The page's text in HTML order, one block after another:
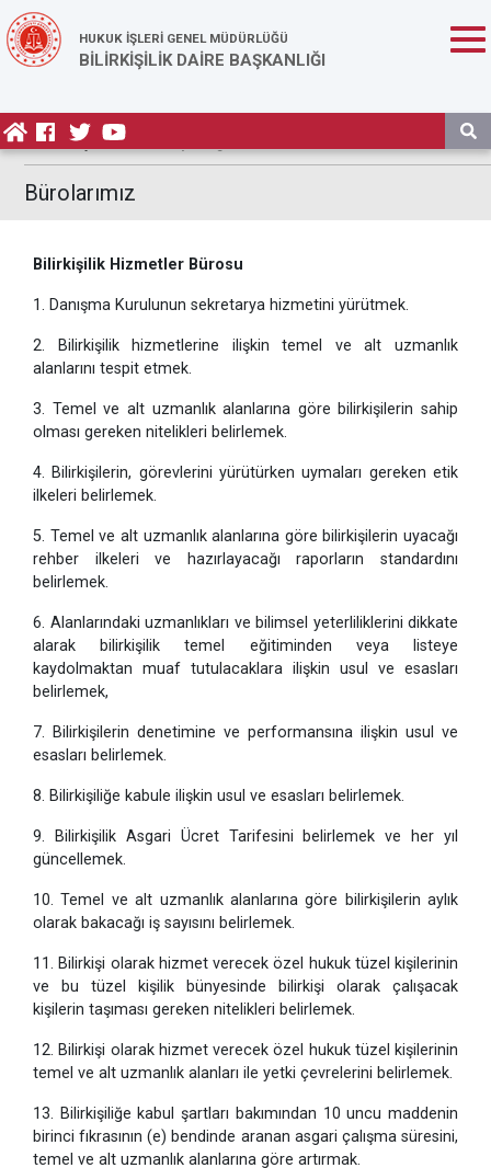
HUKUK İŞLERİ GENEL MÜDÜRLÜĞÜ
BİLİRKİŞİLİK DAİRE BAŞKANLIĞI
Anasayfa / Daire Başkanlığı / Bürolarımız
Bürolarımız
Bilirkişilik Hizmetler Bürosu
1. Danışma Kurulunun sekretarya hizmetini yürütmek.
2. Bilirkişilik hizmetlerine ilişkin temel ve alt uzmanlık
alanlarını tespit etmek.
3. Temel ve alt uzmanlık alanlarına göre bilirkişilerin sahip
olması gereken nitelikleri belirlemek.
4. Bilirkişilerin, görevlerini yürütürken uymaları gereken etik
ilkeleri belirlemek.
5. Temel ve alt uzmanlık alanlarına göre bilirkişilerin uyacağı
rehber ilkeleri ve hazırlayacağı raporların standardını
belirlemek.
6. Alanlarındaki uzmanlıkları ve bilimsel yeterliliklerini dikkate
alarak bilirkişilik temel eğitiminden veya listeye
kaydolmaktan muaf tutulacaklara ilişkin usul ve esasları
belirlemek,
7. Bilirkişilerin denetimine ve performansına ilişkin usul ve
esasları belirlemek.
8. Bilirkişiliğe kabule ilişkin usul ve esasları belirlemek.
9. Bilirkişilik Asgari Ücret Tarifesini belirlemek ve her yıl
güncellemek.
10. Temel ve alt uzmanlık alanlarına göre bilirkişilerin aylık
olarak bakacağı iş sayısını belirlemek.
11. Bilirkişi olarak hizmet verecek özel hukuk tüzel kişilerinin
ve bu tüzel kişilik bünyesinde bilirkişi olarak çalışacak
kişilerin taşıması gereken nitelikleri belirlemek.
12. Bilirkişi olarak hizmet verecek özel hukuk tüzel kişilerinin
temel ve alt uzmanlık alanları ile yetki çevrelerini belirlemek.
13. Bilirkişiliğe kabul şartları bakımından 10 uncu maddenin
birinci fıkrasının (e) bendinde aranan asgari çalışma süresini,
temel ve alt uzmanlık alanlarına göre artırmak.